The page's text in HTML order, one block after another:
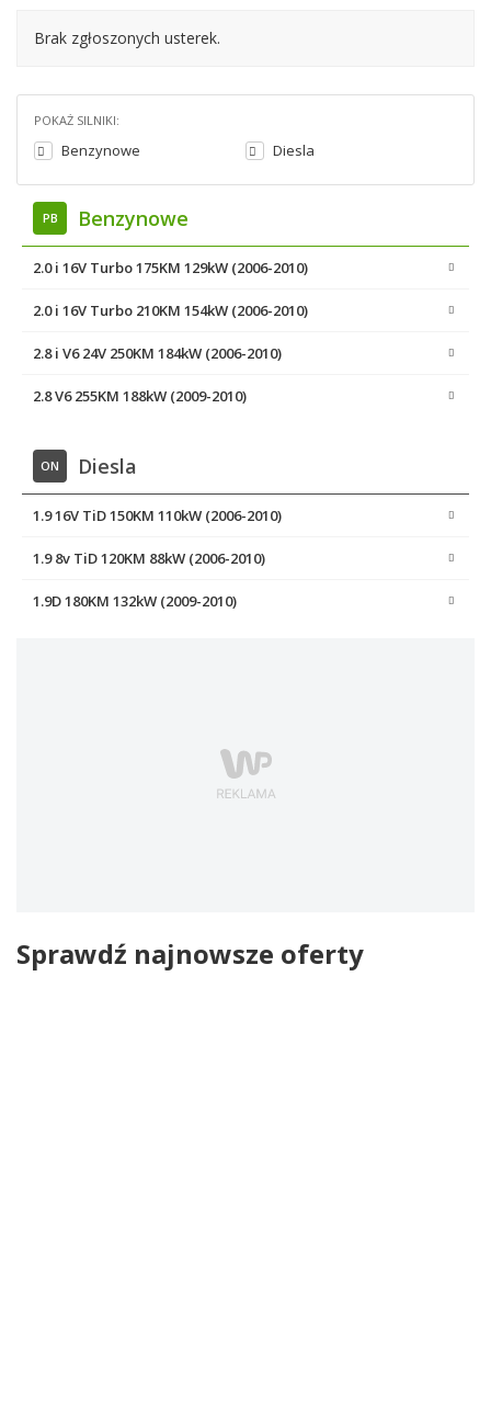
Brak zgłoszonych usterek.
POKAŻ SILNIKI:
Benzynowe Diesla
PB Benzynowe
2.0 i 16V Turbo 175KM 129kW (2006-2010)
2.0 i 16V Turbo 210KM 154kW (2006-2010)
2.8 i V6 24V 250KM 184kW (2006-2010)
2.8 V6 255KM 188kW (2009-2010)
ON Diesla
1.9 16V TiD 150KM 110kW (2006-2010)
1.9 8v TiD 120KM 88kW (2006-2010)
1.9D 180KM 132kW (2009-2010)
Sprawdź najnowsze oferty